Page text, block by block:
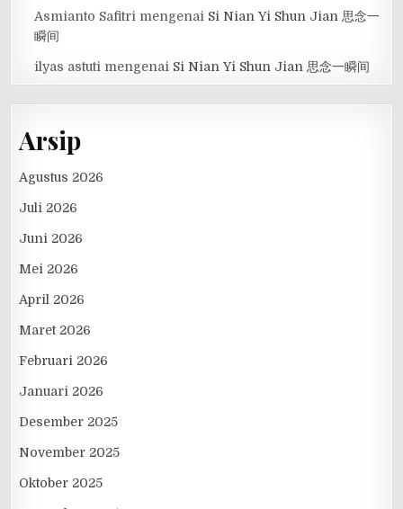
Asmianto Safitri mengenai Si Nian Yi Shun Jian 思念一
瞬间
ilyas astuti mengenai Si Nian Yi Shun Jian 思念一瞬间
Arsip
Agustus 2026
Juli 2026
Juni 2026
Mei 2026
April 2026
Maret 2026
Februari 2026
Januari 2026
Desember 2025
November 2025
Oktober 2025